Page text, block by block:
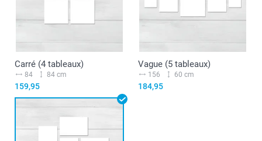
Carré (4 tableaux)
84 84 cm
159,95
Vague (5 tableaux)
156 60 cm
184,95